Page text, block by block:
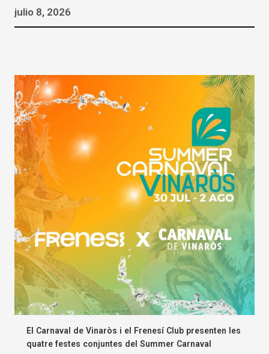
julio 8, 2026
El Carnaval de Vinaròs i el Frenesí Club presenten les
quatre festes conjuntes del Summer Carnaval